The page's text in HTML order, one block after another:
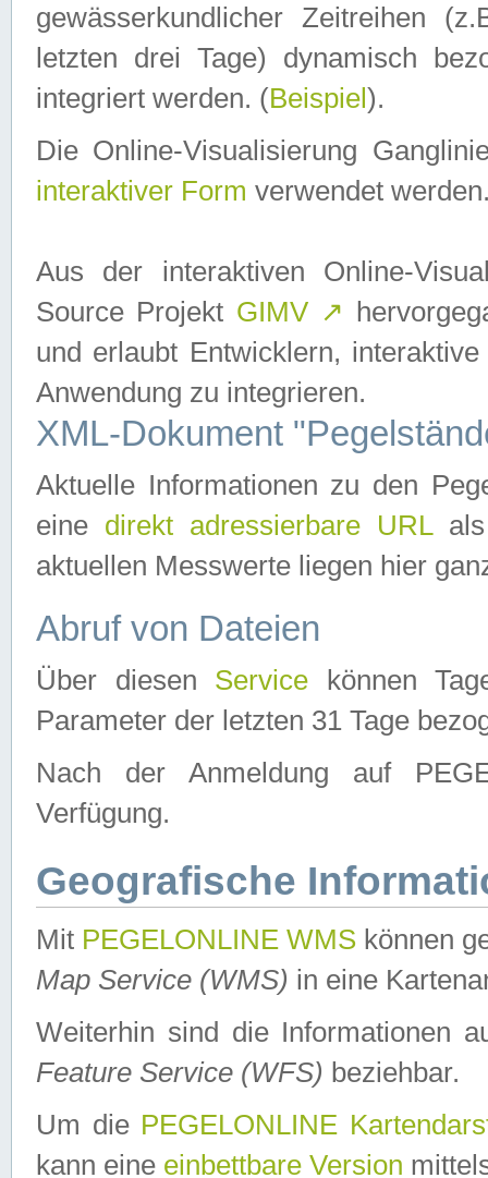
gewässerkundlicher Zeitreihen
letzten drei Tage) dynamisch
integriert werden. (Beispiel ).
Die Online-Visualisierung
interaktiver Form verwendet
Aus der interaktiven Online-
Source Projekt GIMV ↗
und erlaubt Entwicklern,
Anwendung zu integrieren.
XML-Dokument
Aktuelle Informationen zu den
eine direkt adressierbare URLals
aktuellen Messwerte liegen hier
Abruf von Dateien
Über diesen Service können
Parameter der letzten 31 Tage
Nach der Anmeldung auf
Verfügung.
Geografische
Mit PEGELONLINE WMS können
Map Service (WMS) in eine
Weiterhin sind die Informationen
Feature Service (WFS) beziehbar.
Um die PEGELONLINE
kann eine einbettbare Version